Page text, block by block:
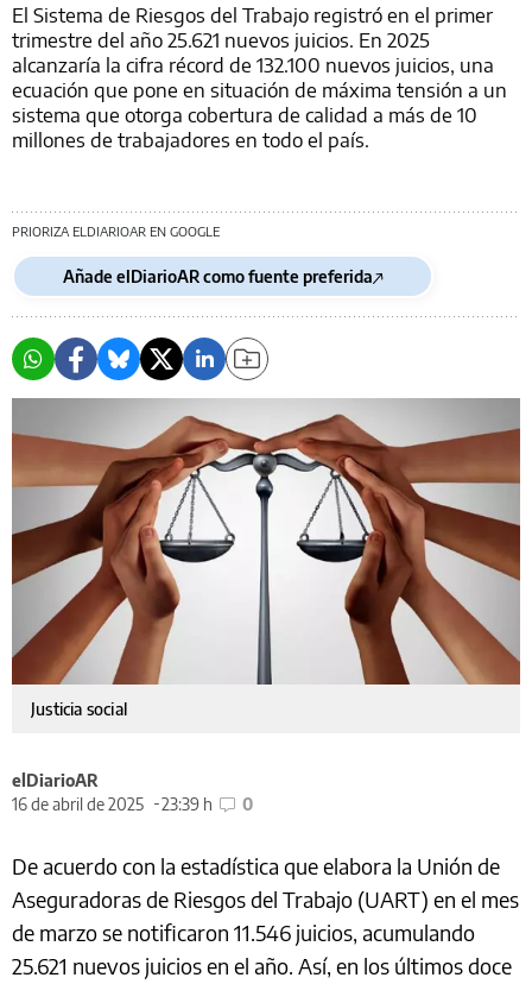
El Sistema de Riesgos del Trabajo registró en el primer
trimestre del año 25.621 nuevos juicios. En 2025
alcanzaría la cifra récord de 132.100 nuevos juicios, una
ecuación que pone en situación de máxima tensión a un
sistema que otorga cobertura de calidad a más de 10
millones de trabajadores en todo el país.
PRIORIZA ELDIARIOAR EN GOOGLE
Añade elDiarioAR como fuente preferida
Justicia social
elDiarioAR
16 de abril de 2025
23:39 h 0
De acuerdo con la estadística que elabora la Unión de
Aseguradoras de Riesgos del Trabajo (UART) en el mes
de marzo se notificaron 11.546 juicios, acumulando
25.621 nuevos juicios en el año. Así, en los últimos doce